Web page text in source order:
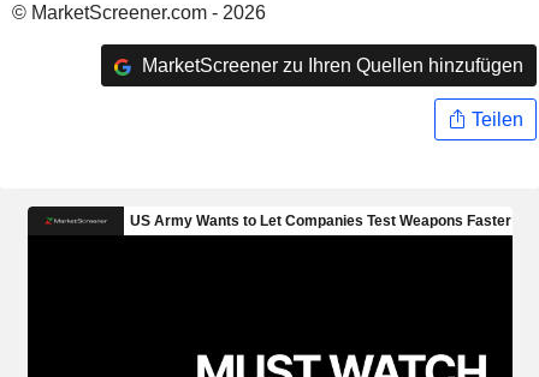
© MarketScreener.com - 2026
MarketScreener zu Ihren Quellen hinzufügen
Teilen